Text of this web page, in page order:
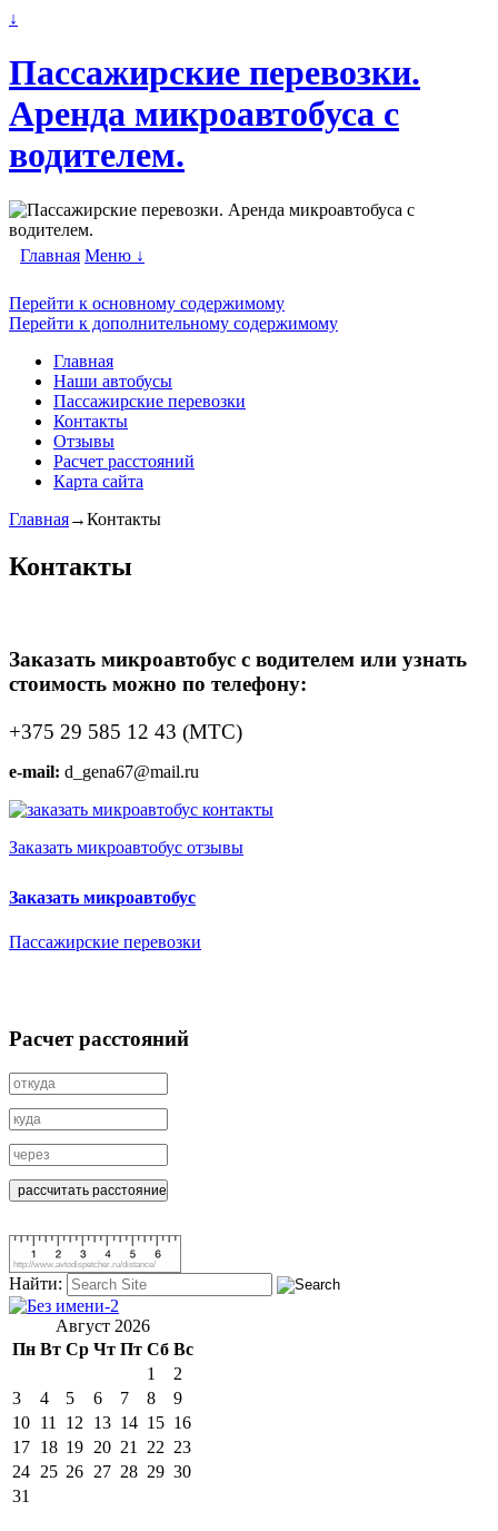
↓
Пассажирские перевозки.
Аренда микроавтобуса с
водителем.
Главная Меню ↓
Перейти к основному содержимому
Перейти к дополнительному содержимому
Главная
Наши автобусы
Пассажирские перевозки
Контакты
Отзывы
Расчет расстояний
Карта сайта
Главная→Контакты
Контакты
Заказать микроавтобус с водителем или узнать
стоимость можно по телефону:
+375 29 585 12 43 (МТС)
e-mail: d_gena67@mail.ru
Заказать микроавтобус отзывы
Заказать микроавтобус
Пассажирские перевозки
Расчет расстояний
http://www.avtodispetcher.ru/distance/
Найти:
Август 2026
Пн Вт Ср Чт Пт Сб Вс
1
2
3
4 5 6 7 8
9
10 11 12 13 14 15 16
17 18 19 20 21 22 23
24 25 26 27 28 29 30
31